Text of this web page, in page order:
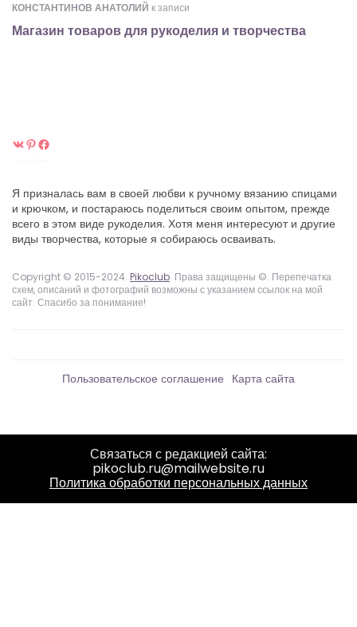
КОНСТАНТИНОВ АНАТОЛИЙ к записи
Магазин товаров для рукоделия и творчества
ВКонтакте
Pinterest
Я призналась вам в своей любви к ручному вязанию спицами
и крючком, и постараюсь поделиться своим опытом, прежде
всего в этом виде рукоделия. Хотя меня интересуют и другие
виды творчества, которые я собираюсь осваивать.
Copyright © 2015-2024. Pikoclub. Права защищены ©. Перепечатка
схем, описаний и фотографий возможны с указанием ссылок на мой
сайт. Спасибо за понимание!
Пользовательское соглашение Карта сайта
Связаться с редакцией сайта:
pikoclub.ru@mailwebsite.ru
Политика обработки персональных данных